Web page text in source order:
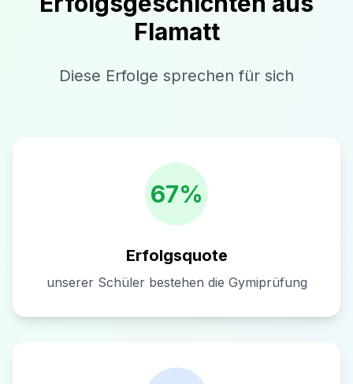
Flamatt
Diese Erfolge sprechen für sich
67%
Erfolgsquote
unserer Schüler bestehen die Gymiprüfung